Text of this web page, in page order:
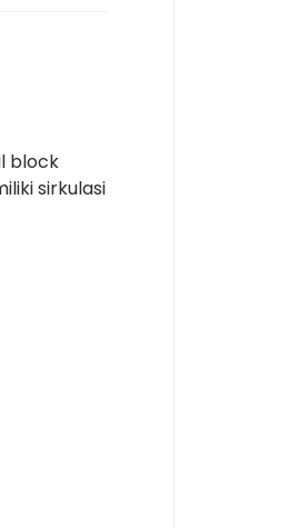
block
sirkulasi